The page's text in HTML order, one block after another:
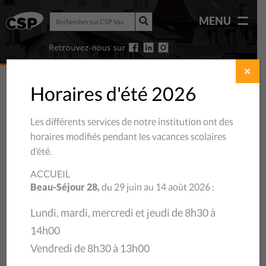
Rechercher
sur
CSP
Vaud
Rechercher
CSP
Vaud
MENU
20/12/2017
Horaires d'été 2026
Les différents services de notre institution ont des
horaires modifiés pendant les vacances scolaires
d’été.
ACCUEIL
Beau-Séjour 28,du 29 juin au 14 août 2026 :
Lundi, mardi, mercredi et jeudi de 8h30 à
14h00
Vendredi de 8h30 à 13h00
✕